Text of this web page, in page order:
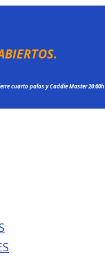
cuarto palos y Caddie Master 20:00h